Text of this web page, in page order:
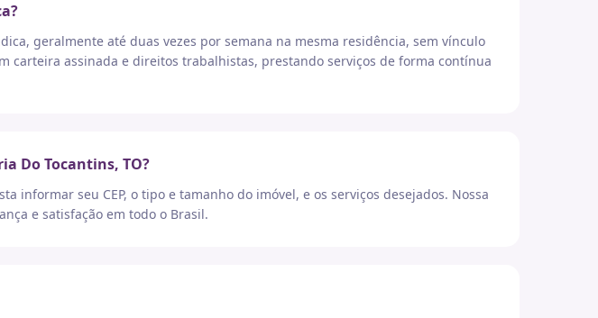
geralmente até duas vezes por semana na mesma residência, sem vínculo
carteira assinada e direitos trabalhistas, prestando serviços de forma contínua
Do Tocantins, TO?
informar seu CEP, o tipo e tamanho do imóvel, e os serviços desejados. Nossa
e satisfação em todo o Brasil.